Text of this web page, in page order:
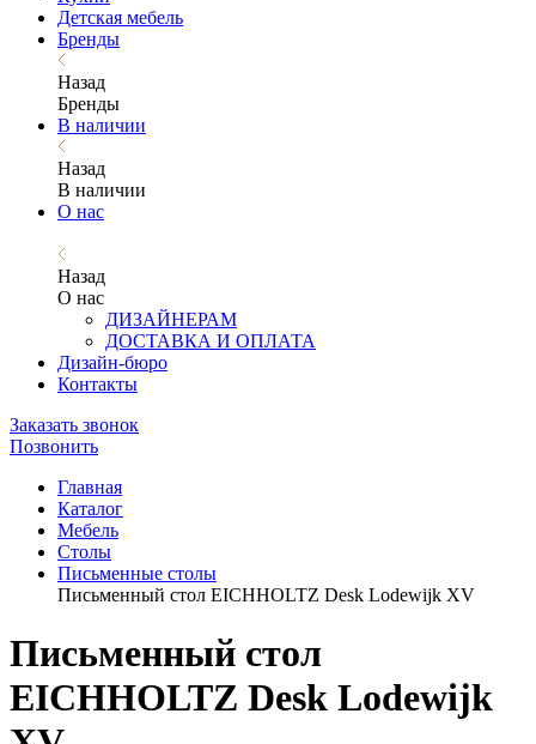
Детская мебель
Бренды
Назад
Бренды
В наличии
Назад
В наличии
О нас
Назад
О нас
ДИЗАЙНЕРАМ
ДОСТАВКА И ОПЛАТА
Дизайн-бюро
Контакты
Заказать звонок
Позвонить
Главная
Каталог
Мебель
Столы
Письменные столы
Письменный стол EICHHOLTZ Desk Lodewijk XV
Письменный стол
EICHHOLTZ Desk Lodewijk